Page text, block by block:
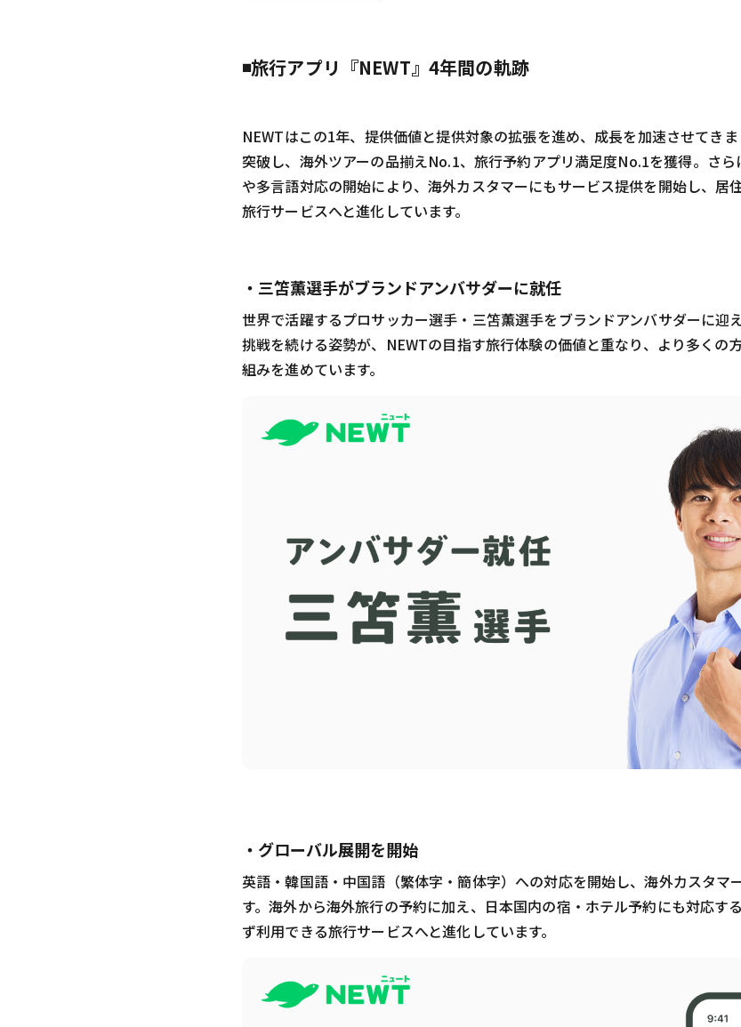
◾️旅行アプリ『NEWT』4年間の軌跡
NEWTはこの1年、提供価値と提供対象の拡張を進め、成長を加速させてき
突破し、海外ツアーの品揃えNo.1、旅行予約アプリ満足度No.1を獲得。さ
や多言語対応の開始により、海外カスタマーにもサービス提供を開始し、居
旅行サービスへと進化しています。
・三笘薫選手がブランドアンバサダーに就任
世界で活躍するプロサッカー選手・三笘薫選手をブランドアンバサダーに迎
挑戦を続ける姿勢が、NEWTの目指す旅行体験の価値と重なり、より多くの
組みを進めています。
・グローバル展開を開始
英語・韓国語・中国語（繁体字・簡体字）への対応を開始し、海外カスタマ
す。海外から海外旅行の予約に加え、日本国内の宿・ホテル予約にも対応す
ず利用できる旅行サービスへと進化しています。